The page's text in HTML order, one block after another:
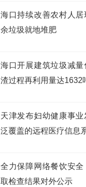
海口持续改善农村人
余垃圾就地堆肥
海口开展建筑垃圾减
渣过程再利用量达1632
天津发布妇幼健康事
泛覆盖的远程医疗信息
全力保障网络餐饮安
取检查结果对外公示